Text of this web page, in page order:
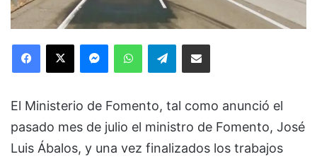
Telegram
El Ministerio de Fomento, tal como anunció el
pasado mes de julio el ministro de Fomento, José
Luis Ábalos, y una vez finalizados los trabajos